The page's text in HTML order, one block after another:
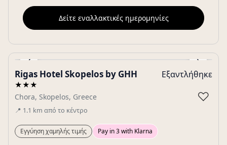
Δείτε εναλλακτικές ημερομηνίες
‹ ›
Gallery
Rigas Hotel Skopelos by GHH
★★★
Chora, Skopelos, Greece
📍 1.1 km από το κέντρο
Εξαντλήθηκε
♡
Εγγύηση χαμηλής τιμής Pay in 3 with Klarna